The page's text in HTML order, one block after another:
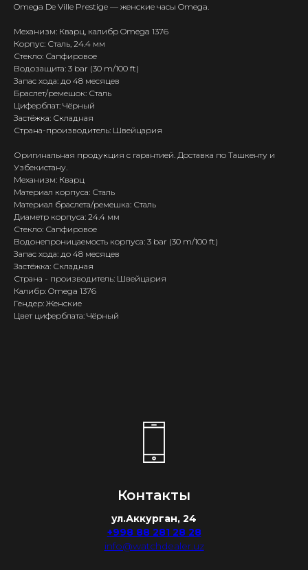
Omega De Ville Prestige — женские часы Omega.
Механизм: Кварц, калибр Omega 1376
Корпус: Сталь, 24.4 мм
Стекло: Сапфировое
Водозащита: 3 bar (30 m/100 ft)
Запас хода: до 48 месяцев
Браслет/ремешок: Сталь
Циферблат: Чёрный
Застёжка: Складная
Страна-производитель: Швейцария
Оригинальная продукция с гарантией. Доставка по Ташкенту и
Узбекистану.
Механизм: Кварц
Материал корпуса: Сталь
Материал браслета/ремешка: Сталь
Диаметр корпуса: 24.4 мм
Стекло: Сапфировое
Водонепроницаемость корпуса: 3 bar (30 m/100 ft)
Запас хода: до 48 месяцев
Застёжка: Складная
Страна - производитель: Швейцария
Калибр: Omega 1376
Гендер: Женские
Цвет циферблата: Чёрный
Контакты
ул.Аккурган, 24
+998 88 281 28 28
info@watchdealer.uz